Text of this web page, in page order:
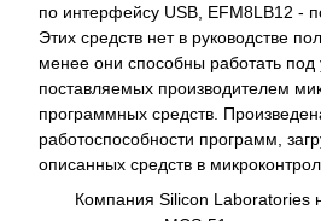
по интерфейсу USB, EFM8LB12 -
Этих средств нет в руководстве
менее они способны работать под
поставляемых производителем
программных средств.
работоспособности программ,
описанных средств в
Компания Silicon Laboratories